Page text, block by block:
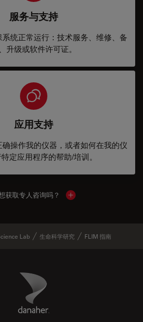
服务与支持
统正常运行：技术服务、维修、备
升级或软件许可证。
应用支持
操作我的仪器，或者如何在我的仪
定应用程序的帮助/培训。
获取专人咨询吗？ Show local contacts
Lab 生命科学研究 FLIM 指南
Danaher Logo